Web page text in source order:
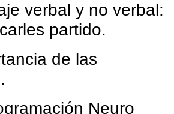
verbal y no verbal:
partido.
de las
Neuro